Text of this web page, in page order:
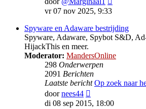
vr 07 nov 2025, 9:33
Spyware en Adaware bestrijding
Spyware, Adaware, Spybot S&D,
HijackThis en meer.
Moderator: MandersOnline
298 Onderwerpen
2091 Berichten
Laatste bericht Op zoek naar
doornees44
laatste
di 08 sep 2015, 18:00